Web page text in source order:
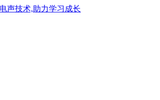
声技术,助力学习成长